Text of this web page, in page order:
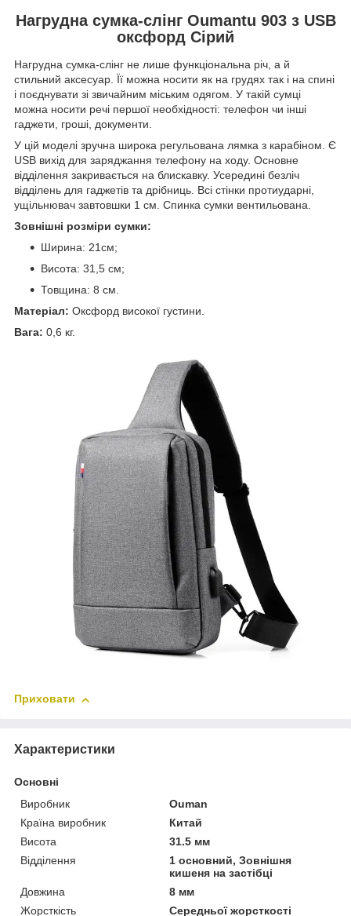
Нагрудна сумка-слінг Oumantu 903 з USB
оксфорд Сірий
Нагрудна сумка-слінг не лише функціональна річ, а й
стильний аксесуар. Її можна носити як на грудях так і на спині
і поєднувати зі звичайним міським одягом. У такій сумці
можна носити речі першої необхідності: телефон чи інші
гаджети, гроші, документи.
У цій моделі зручна широка регульована лямка з карабіном. Є
USB вихід для заряджання телефону на ходу. Основне
відділення закривається на блискавку. Усередині безліч
відділень для гаджетів та дрібниць. Всі стінки протиударні,
ущільнювач завтовшки 1 см. Спинка сумки вентильована.
Зовнішні розміри сумки:
Ширина: 21см;
Висота: 31,5 см;
Товщина: 8 см.
Матеріал: Оксфорд високої густини.
Вага: 0,6 кг.
Приховати
Характеристики
Основні
Виробник
Ouman
Країна виробник
Китай
Висота
31.5 мм
Відділення
1 основний, Зовнішня
кишеня на застібці
Довжина
8 мм
Жорсткість
Середньої жорсткості